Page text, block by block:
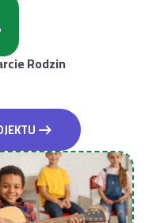
Rodzin
arrow_right_alt